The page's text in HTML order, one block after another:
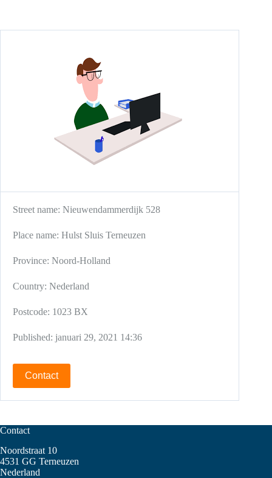
Street name: Nieuwendammerdijk 528
Place name: Hulst Sluis Terneuzen
Province: Noord-Holland
Country: Nederland
Postcode: 1023 BX
Published: januari 29, 2021 14:36
Contact
Contact
Noordstraat 10
4531 GG Terneuzen
Nederland